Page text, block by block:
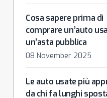
Cosa sapere prima di
comprare un’auto
un’asta pubblica
08 November 2025
Le auto usate più
da chi fa lunghi